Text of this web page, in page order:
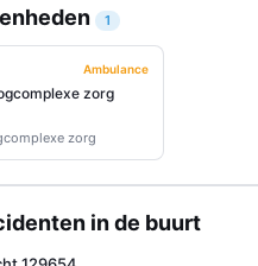
1
Ambulance
zorg
zorg
in de buurt